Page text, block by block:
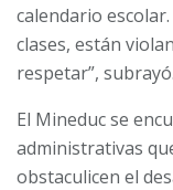
calendario
clases, están
respetar”, subrayó.
El Mineduc se
administrativas
obstaculicen el